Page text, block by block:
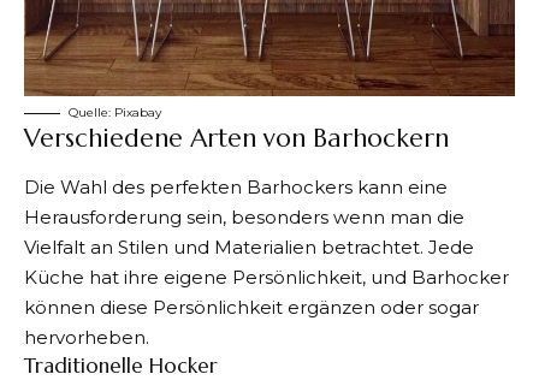
Quelle: Pixabay
Verschiedene Arten von Barhockern
Die Wahl des perfekten Barhockers kann eine
Herausforderung sein, besonders wenn man die
Vielfalt an Stilen und Materialien betrachtet. Jede
Küche hat ihre eigene Persönlichkeit, und Barhocker
können diese Persönlichkeit ergänzen oder sogar
hervorheben.
Traditionelle Hocker